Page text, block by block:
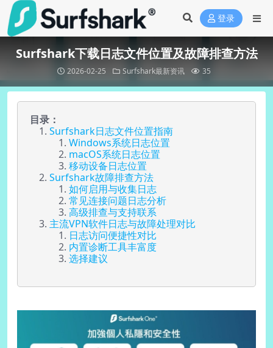
登录
Surfshark下载日志文件位置及故障排查方法
2026-02-25 Surfshark最新资讯 35
目录：
Surfshark日志文件位置指南
Windows系统日志位置
macOS系统日志位置
移动设备日志位置
Surfshark故障排查方法
如何启用与收集日志
常见连接问题日志分析
高级排查与支持联系
主流VPN软件日志与故障处理对比
日志访问便捷性对比
内置诊断工具丰富度
选择建议